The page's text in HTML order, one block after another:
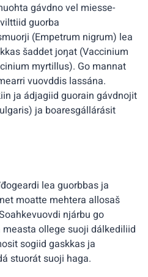
gávdno vel miesse-
guorba
(Empetrum nigrum) lea
šaddet joŋat (Vaccinium
myrtillus). Go mannat
vuovddis lassána.
ja ádjagiid guorain gávdnojit
ja boaresgállárásit
lea guorbbas ja
moatte mehtera allosaš
njárbu go
ollege suoji dálkediliid
sogiid gaskkas ja
stuorát suoji haga.